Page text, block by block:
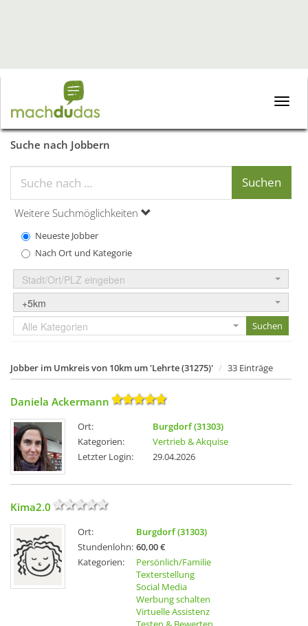
Toggle
Suche nach Jobbern
Weitere Suchmöglichkeiten
Neueste Jobber
Nach Ort und Kategorie
Stadt/Ort/PLZ eingeben
+5km
Alle Kategorien
Jobber im Umkreis von 10km um 'Lehrte (31275)' 33 Einträge
Daniela Ackermann
Ort:
Burgdorf (31303)
Kategorien:
Vertrieb & Akquise
Letzter Login:
29.04.2026
Kima2.0
Ort:
Burgdorf (31303)
Stundenlohn: 60,00 €
Kategorien:
Persönlich/Familie
Texterstellung
Social Media
Werbung schalten
Virtuelle Assistenz